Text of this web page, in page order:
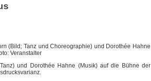
(Bild; Tanz und Choreographie) und Dorothée Hahne
Veranstalter
und Dorothée Hahne (Musik) auf die Bühne der